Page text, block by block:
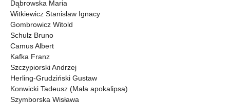
Dąbrowska Maria
Witkiewicz Stanisław Ignacy
Gombrowicz Witold
Schulz Bruno
Camus Albert
Kafka Franz
Szczypiorski Andrzej
Herling-Grudziński Gustaw
Konwicki Tadeusz (Mała apokalipsa)
Szymborska Wisława